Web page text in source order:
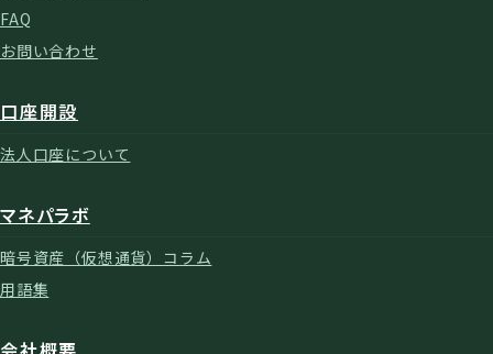
FAQ
お問い合わせ
口座開設
法人口座について
マネパラボ
暗号資産（仮想通貨）コラム
用語集